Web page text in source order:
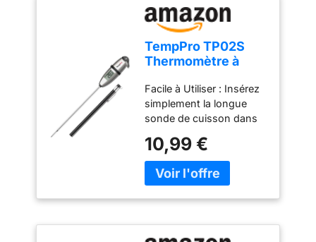
TempPro TP02S
Thermomètre à
thermomètre à
lecture instantanée
3s
Facile à Utiliser : Insérez
simplement la longue
sonde de cuisson dans
et obtenez une lecture
précise de la température
à chaque fois ; le
les liquides, la cuisson, et
la fabrication de
10,99 €